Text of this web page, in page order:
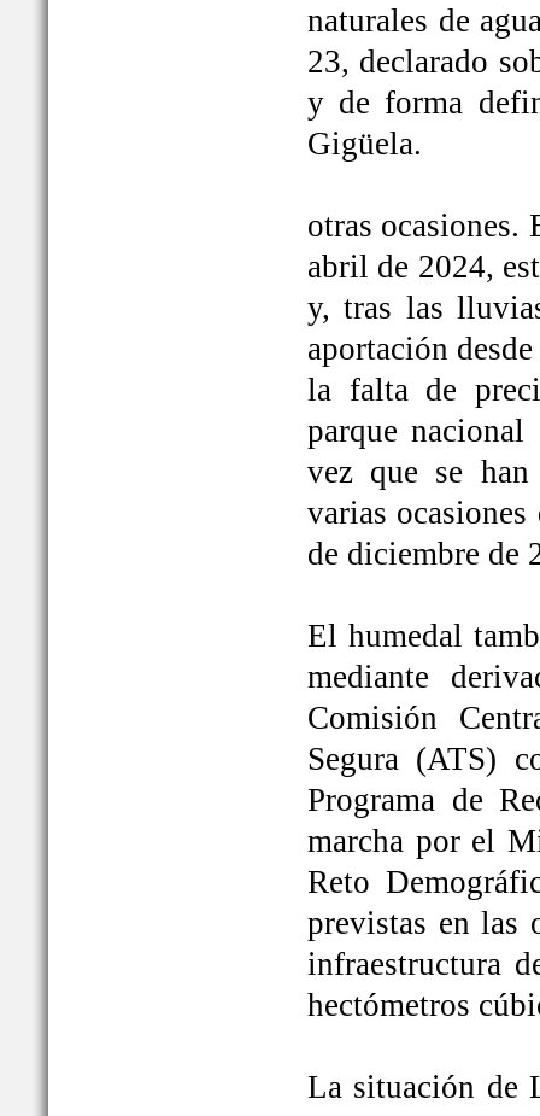
naturales de
23, declarado
y de forma
Gigüela.
otras ocasiones.
abril de 2024,
y, tras las
aportación
la falta de
parque
vez que se
varias
de diciembre de
El humedal
mediante
Comisión
Segura (ATS)
Programa de
marcha por el
Reto
previstas en las
infraestructura
hectómetros
La situación de